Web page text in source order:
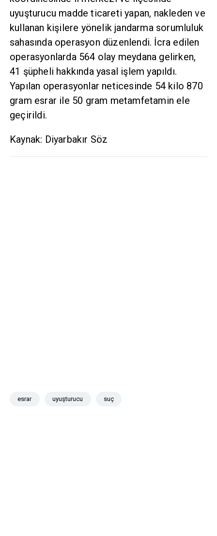
uyuşturucu madde ticareti yapan, nakleden ve
kullanan kişilere yönelik jandarma sorumluluk
sahasında operasyon düzenlendi. İcra edilen
operasyonlarda 564 olay meydana gelirken,
41 şüpheli hakkında yasal işlem yapıldı.
Yapılan operasyonlar neticesinde 54 kilo 870
gram esrar ile 50 gram metamfetamin ele
geçirildi.
Kaynak: Diyarbakır Söz
esrar uyuşturucu suç